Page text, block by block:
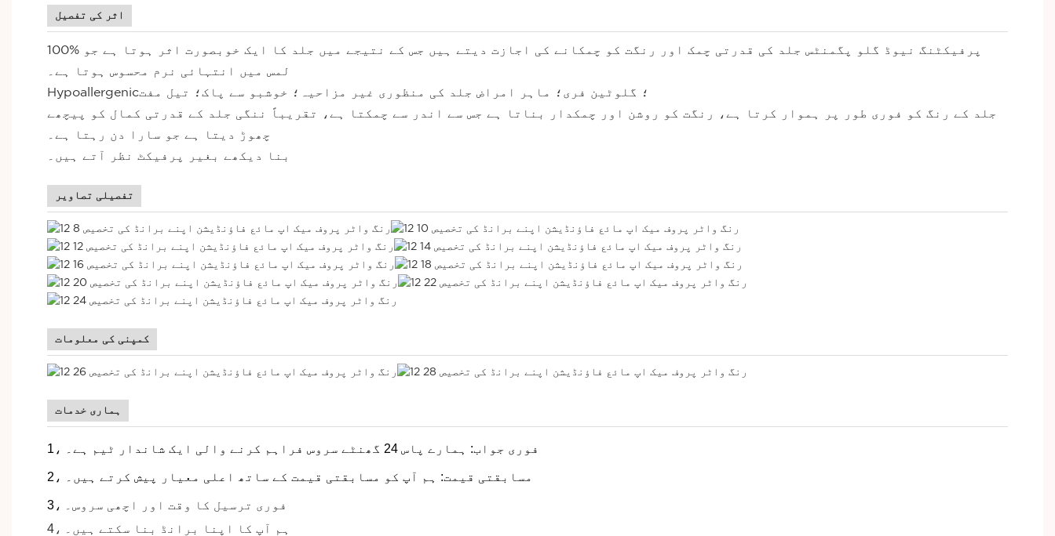
اثر کی تفصیل
100% پرفیکٹنگ نیوڈ گلو پگمنٹس جلد کی قدرتی چمک اور رنگت کو چمکانے کی اجازت دیتے ہیں جس کے نتیجے میں جلد کا ایک خوبصورت اثر ہوتا ہے جو
لمس میں انتہائی نرم محسوس ہوتا ہے۔
Hypoallergenic؛ گلوٹین فری؛ ماہر امراض جلد کی منظوری غیر مزاحیہ؛ خوشبو سے پاک؛ تیل مفت
جلد کے رنگ کو فوری طور پر ہموار کرتا ہے، رنگت کو روشن اور چمکدار بناتا ہے جس سے اندر سے چمکتا ہے، تقریباً ننگی جلد کے قدرتی کمال کو پیچھے
چھوڑ دیتا ہے جو سارا دن رہتا ہے۔
بنا دیکھے بغیر پرفیکٹ نظر آتے ہیں۔
تفصیلی تصاویر
کمپنی کی معلومات
ہماری خدمات
1، فوری جواب: ہمارے پاس 24 گھنٹے سروس فراہم کرنے والی ایک شاندار ٹیم ہے۔
2، مسابقتی قیمت: ہم آپ کو مسابقتی قیمت کے ساتھ اعلی معیار پیش کرتے ہیں۔
3،
فوری ترسیل کا وقت اور اچھی سروس۔
4،
ہم آپ کا اپنا برانڈ بنا سکتے ہیں۔